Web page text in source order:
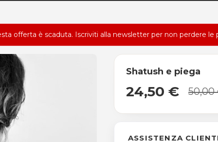
offerta è scaduta. Iscriviti alla newsletter per non perdere le
Shatush e piega
24,50 € 50,00
ASSISTENZA